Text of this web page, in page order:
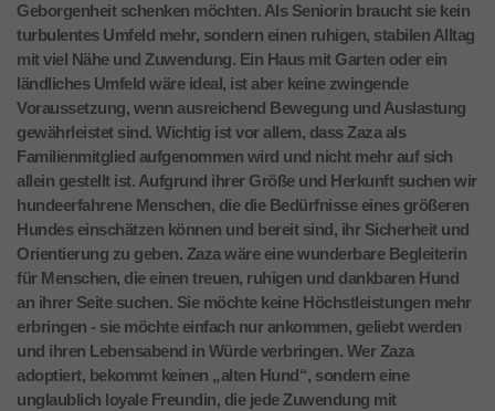
Geborgenheit schenken möchten. Als Seniorin braucht sie kein
turbulentes Umfeld mehr, sondern einen ruhigen, stabilen Alltag
mit viel Nähe und Zuwendung. Ein Haus mit Garten oder ein
ländliches Umfeld wäre ideal, ist aber keine zwingende
Voraussetzung, wenn ausreichend Bewegung und Auslastung
gewährleistet sind. Wichtig ist vor allem, dass Zaza als
Familienmitglied aufgenommen wird und nicht mehr auf sich
allein gestellt ist. Aufgrund ihrer Größe und Herkunft suchen wir
hundeerfahrene Menschen, die die Bedürfnisse eines größeren
Hundes einschätzen können und bereit sind, ihr Sicherheit und
Orientierung zu geben. Zaza wäre eine wunderbare Begleiterin
für Menschen, die einen treuen, ruhigen und dankbaren Hund
an ihrer Seite suchen. Sie möchte keine Höchstleistungen mehr
erbringen - sie möchte einfach nur ankommen, geliebt werden
und ihren Lebensabend in Würde verbringen. Wer Zaza
adoptiert, bekommt keinen „alten Hund“, sondern eine
unglaublich loyale Freundin, die jede Zuwendung mit